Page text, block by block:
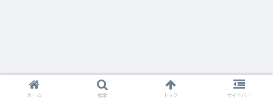
ホーム 検索 トップ サイドバー